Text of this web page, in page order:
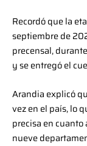
Recordó que la
septiembre de
precensal,
y se entregó el
Arandia explicó
vez en el país, lo
precisa en
nueve